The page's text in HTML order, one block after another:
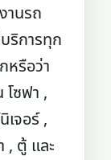
านรถ
ริการทุก
หรือว่า
โซฟา ,
จอร์ ,
, ตู้ และ